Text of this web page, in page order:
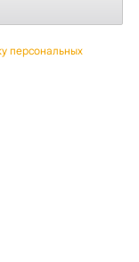
персональных